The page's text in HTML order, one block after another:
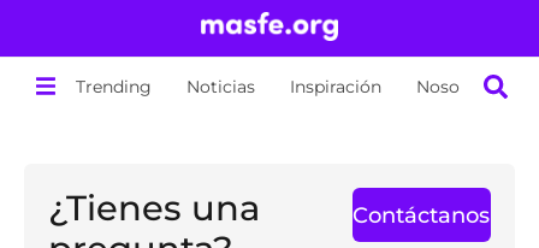
Trending Noticias Inspiración Nosotros
¿Tienes una
Contáctanos